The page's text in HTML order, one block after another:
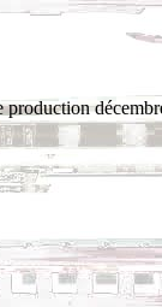
production